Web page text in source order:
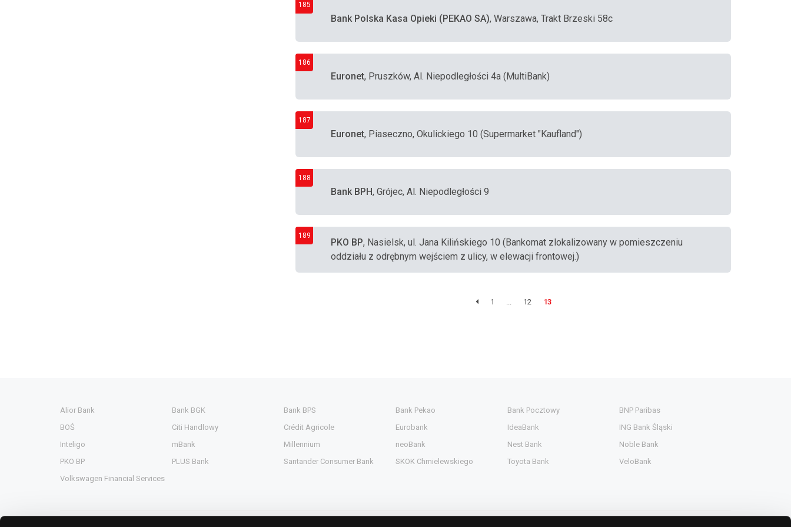
185
Bank Polska Kasa Opieki (PEKAO SA), Warszawa, Trakt Brzeski 58c
186
Euronet, Pruszków, Al. Niepodległości 4a (MultiBank)
187
Euronet, Piaseczno, Okulickiego 10 (Supermarket "Kaufland")
188
Bank BPH, Grójec, Al. Niepodległości 9
189
PKO BP, Nasielsk, ul. Jana Kilińskiego 10 (Bankomat zlokalizowany w pomieszczeniu
oddziału z odrębnym wejściem z ulicy, w elewacji frontowej.)
1 ... 12 13
Alior Bank Bank BGK Bank BPS Bank Pekao Bank Pocztowy
BNP Paribas
BOŚ
Citi Handlowy Crédit Agricole Eurobank IdeaBank
ING Bank Śląski
Inteligo
mBank Millennium neoBank Nest Bank
Noble Bank
PKO BP
PLUS Bank Santander Consumer Bank SKOK Chmielewskiego Toyota Bank
VeloBank
Volkswagen Financial Services